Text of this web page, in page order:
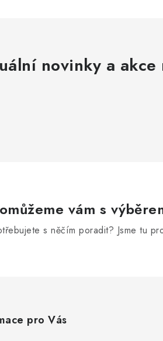
novinky a akce
vám s
s něčím poradit? Jsme tu
pro Vás